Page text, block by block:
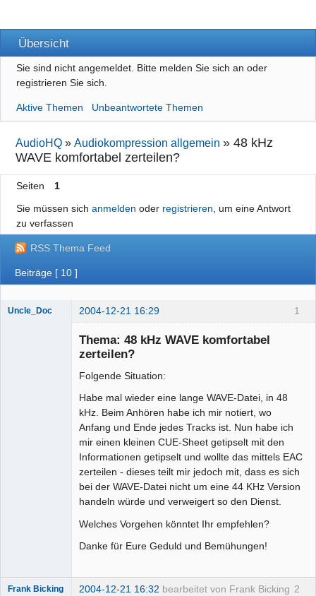
Übersicht
Sie sind nicht angemeldet. Bitte melden Sie sich an oder
registrieren Sie sich.
Aktive Themen Unbeantwortete Themen
AudioHQ »Audiokompression allgemein »48 kHz
WAVE komfortabel zerteilen?
Seiten
1
Sie müssen sich anmelden oder registrieren , um eine Antwort
zu verfassen
RSS Thema Feed
Beiträge [ 10 ]
1
Uncle_Doc 2004-12-21 16:29
Thema: 48 kHz WAVE komfortabel
zerteilen?
Folgende Situation:
Habe mal wieder eine lange WAVE-Datei, in 48
kHz. Beim Anhören habe ich mir notiert, wo
Anfang und Ende jedes Tracks ist. Nun habe ich
mir einen kleinen CUE-Sheet getipselt mit den
Informationen getipselt und wollte das mittels EAC
zerteilen - dieses teilt mir jedoch mit, dass es sich
bei der WAVE-Datei nicht um eine 44 KHz Version
handeln würde und verweigert so den Dienst.
Welches Vorgehen könntet Ihr empfehlen?
Danke für Eure Geduld und Bemühungen!
2
Frank Bicking 2004-12-21 16:32 bearbeitet von Frank Bicking